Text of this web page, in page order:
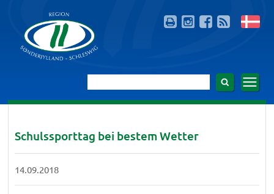
Schulssporttag bei bestem Wetter
14.09.2018